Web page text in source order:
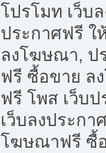
โปรโมท เว็บ
ประกาศฟรี
ลงโฆษณา, ป
ฟรี ซื้อขาย ล
ฟรี โพส เว็บป
เว็บลงประกา
โฆษณาฟรี ซื้